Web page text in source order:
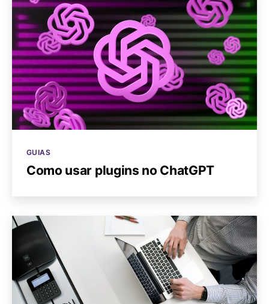
Categorias
GUIAS
Como usar plugins no ChatGPT